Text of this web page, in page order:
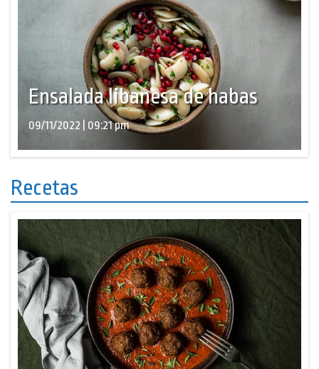
Ensalada libanesa de habas
09/11/2022 | 09:21 pm
Recetas